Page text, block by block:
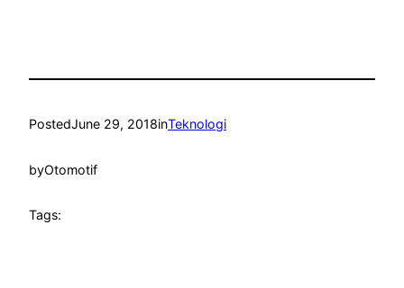
PostedJune 29, 2018inTeknologi
byOtomotif
Tags: